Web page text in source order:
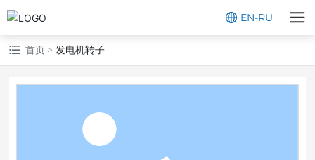
EN-RU
首页 发电机转子